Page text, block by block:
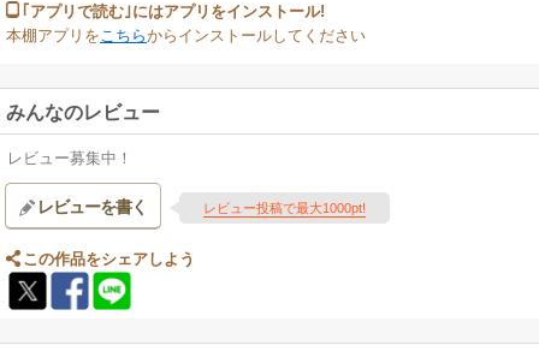
｢アプリで読む｣にはアプリをインストール!
本棚アプリを こちらからインストールしてください
みんなのレビュー
レビュー募集中！
レビューを書く レビュー投稿で最大1000pt!
この作品をシェアしよう